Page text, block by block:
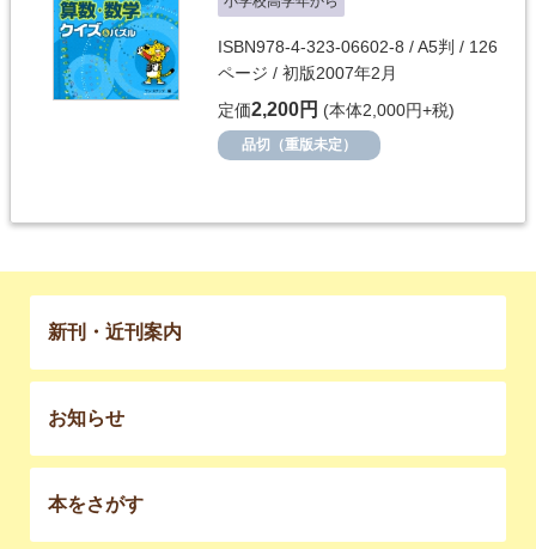
ISBN978-4-323-06602-8 / A5判 / 126
ページ / 初版2007年2月
定価2,200円 (本体2,000円+税)
品切（重版未定）
新刊・近刊案内
お知らせ
本をさがす